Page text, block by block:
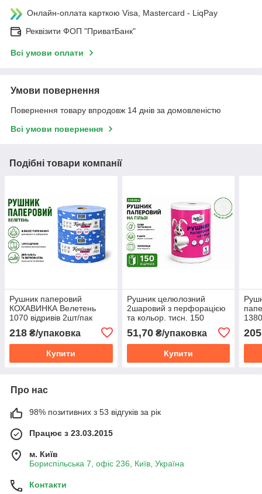
Онлайн-оплата карткою Visa, Mastercard - LiqPay
Реквізити ФОП "ПриватБанк"
Всі умови оплати
Умови повернення
Повернення товару впродовж 14 днів за домовленістю
Всі умови повернення
Подібні товари компанії
Рушник паперовий
КОХАВИНКА Велетень
1070 відривів 2шт/пак
218 ₴/упаковка
Купити
Рушник целюлозний
2шаровий з перфорацією
та кольор. тисн. 150
51,70₴/упаковка
Купити
205
Про нас
98% позитивних з 53 відгуків за рік
Працює з 23.03.2015
м. Київ
Бориспільська 7, офіс 236, Київ, Україна
Контакти